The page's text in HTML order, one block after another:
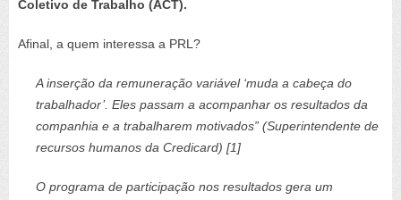
Coletivo de Trabalho (ACT).
Afinal, a quem interessa a PRL?
A inserção da remuneração variável ‘muda a cabeça do
trabalhador’. Eles passam a acompanhar os resultados da
companhia e a trabalharem motivados” (Superintendente de
recursos humanos da Credicard) [1]
O programa de participação nos resultados gera um